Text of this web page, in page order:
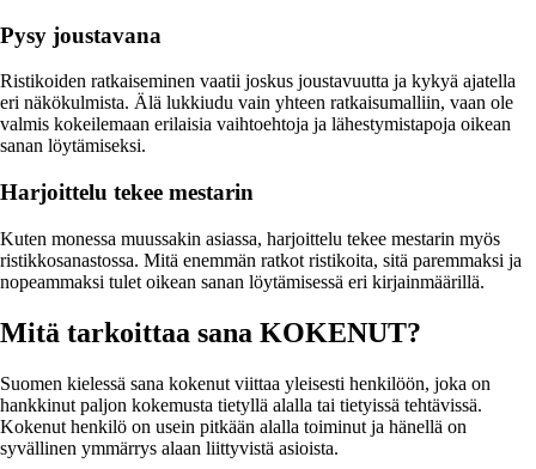
Pysy joustavana
Ristikoiden ratkaiseminen vaatii joskus joustavuutta ja kykyä ajatella
eri näkökulmista. Älä lukkiudu vain yhteen ratkaisumalliin, vaan ole
valmis kokeilemaan erilaisia vaihtoehtoja ja lähestymistapoja oikean
sanan löytämiseksi.
Harjoittelu tekee mestarin
Kuten monessa muussakin asiassa, harjoittelu tekee mestarin myös
ristikkosanastossa. Mitä enemmän ratkot ristikoita, sitä paremmaksi ja
nopeammaksi tulet oikean sanan löytämisessä eri kirjainmäärillä.
Mitä tarkoittaa sana KOKENUT?
Suomen kielessä sana kokenut viittaa yleisesti henkilöön, joka on
hankkinut paljon kokemusta tietyllä alalla tai tietyissä tehtävissä.
Kokenut henkilö on usein pitkään alalla toiminut ja hänellä on
syvällinen ymmärrys alaan liittyvistä asioista.